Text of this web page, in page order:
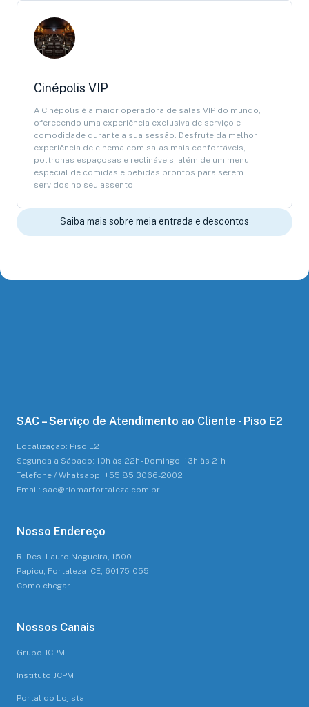
Cinépolis VIP
A Cinépolis é a maior operadora de salas VIP do mundo,
oferecendo uma experiência exclusiva de serviço e
comodidade durante a sua sessão. Desfrute da melhor
experiência de cinema com salas mais confortáveis,
poltronas espaçosas e reclináveis, além de um menu
especial de comidas e bebidas prontos para serem
servidos no seu assento.
Saiba mais sobre meia entrada e descontos
SAC – Serviço de Atendimento ao Cliente - Piso E2
Localização: Piso E2
Segunda a Sábado: 10h às 22h - Domingo: 13h às 21h
Telefone / Whatsapp: +55 85 3066-2002
Email: sac@riomarfortaleza.com.br
Nosso Endereço
R. Des. Lauro Nogueira, 1500
Papicu, Fortaleza - CE, 60175-055
Como chegar
Nossos Canais
Grupo JCPM
Instituto JCPM
Portal do Lojista